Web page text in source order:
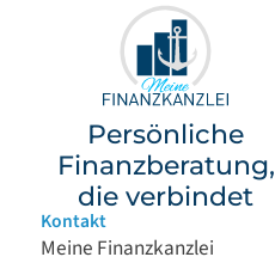
Persönliche
Finanzberatung,
die verbindet
Kontakt
Meine Finanzkanzlei